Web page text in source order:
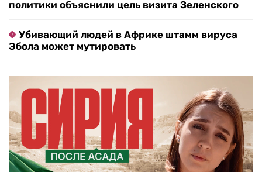
политики объяснили цель визита Зеленского
Убивающий людей в Африке штамм вируса
Эбола может мутировать